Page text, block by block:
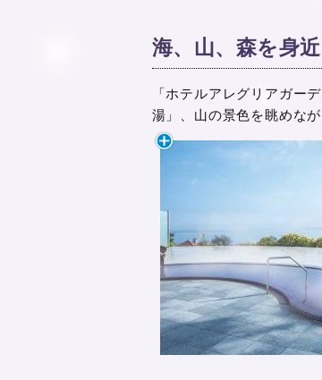
海、山、森を身
「ホテルアレグリアガー
湯」、山の景色を眺めな